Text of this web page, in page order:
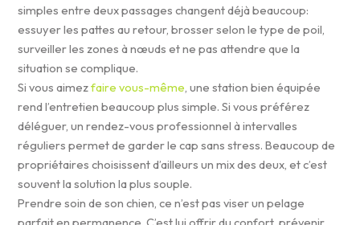
simples entre deux passages changent déjà beaucoup:
essuyer les pattes au retour, brosser selon le type de poil,
surveiller les zones à nœuds et ne pas attendre que la
situation se complique.
Si vous aimezfaire vous-même, une station bien équipée
rend l’entretien beaucoup plus simple. Si vous préférez
déléguer, un rendez-vous professionnel à intervalles
réguliers permet de garder le cap sans stress. Beaucoup de
propriétaires choisissent d’ailleurs un mix des deux, et c’est
souvent la solution la plus souple.
Prendre soin de son chien, ce n’est pas viser un pelage